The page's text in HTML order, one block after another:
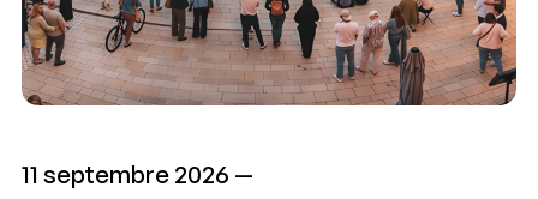
11 septembre 2026